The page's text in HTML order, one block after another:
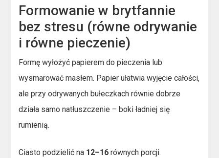
Formowanie w brytfannie
bez stresu (równe odrywanie
i równe pieczenie)
Formę wyłożyć papierem do pieczenia lub
wysmarować masłem. Papier ułatwia wyjęcie całości,
ale przy odrywanych bułeczkach równie dobrze
działa samo natłuszczenie – boki ładniej się
rumienią.
Ciasto podzielić na 12–16 równych porcji.